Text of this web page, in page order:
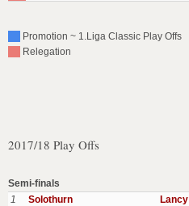
Promotion ~ 1.Liga Classic Play Offs
Relegation
2017/18 Play Offs
Semi-finals
1
Solothurn Lancy